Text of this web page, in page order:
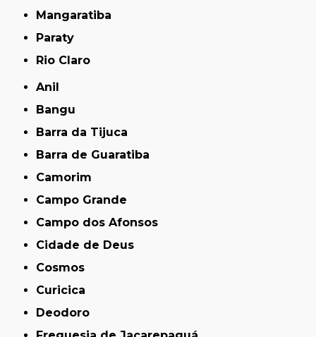
Mangaratiba
Paraty
Rio Claro
Anil
Bangu
Barra da Tijuca
Barra de Guaratiba
Camorim
Campo Grande
Campo dos Afonsos
Cidade de Deus
Cosmos
Curicica
Deodoro